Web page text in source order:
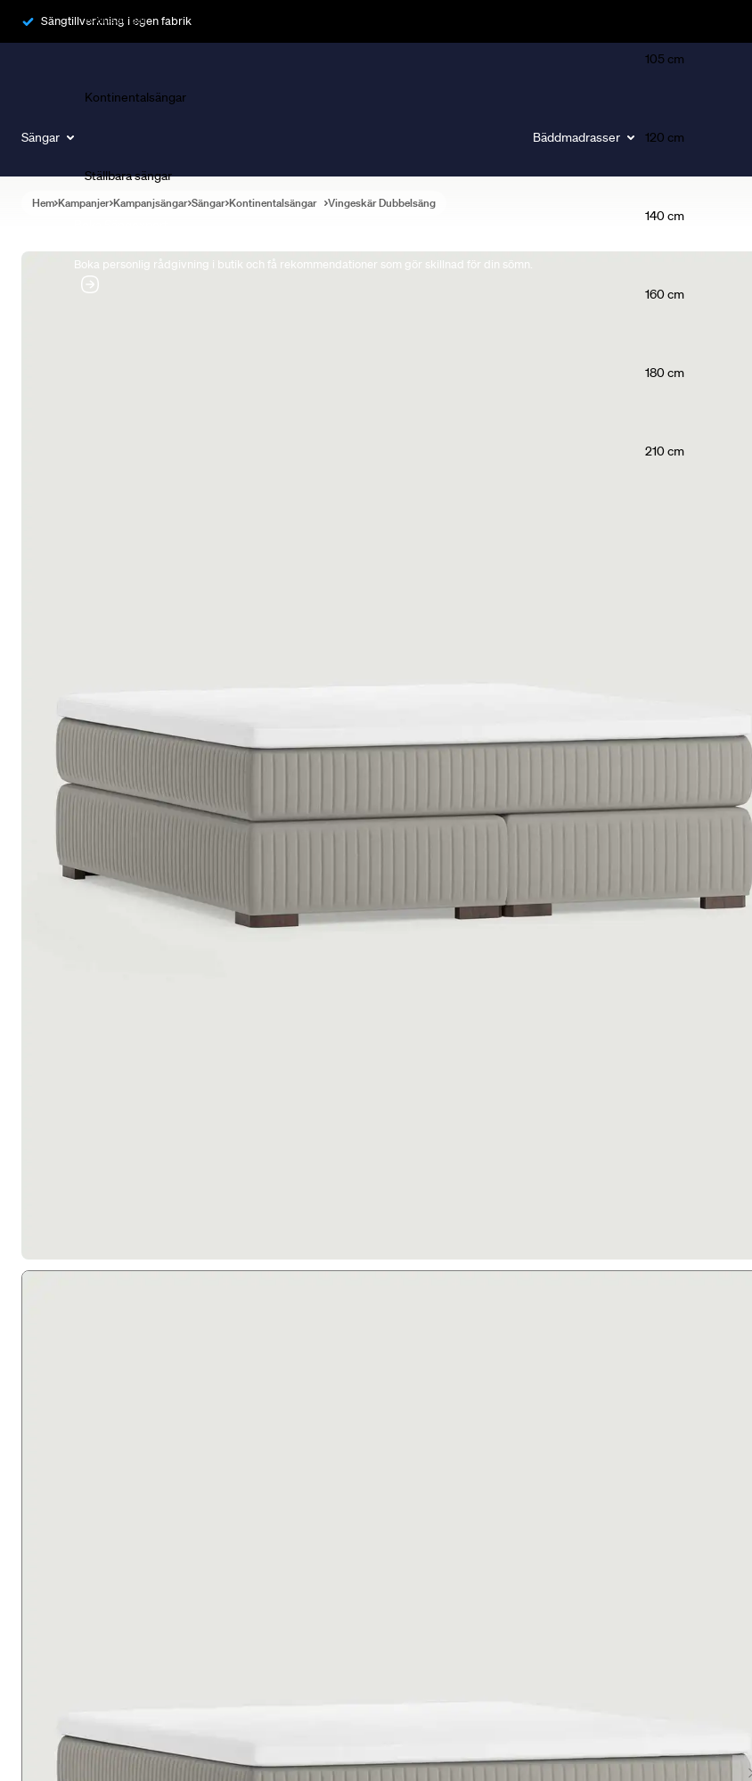
Sängtillverkning i egen fabrik
Sängar
Ramsängar
Kontinentalsängar
Ställbara sängar
Boka personlig rådgivning i butik och få rekommendationer som gör skillnad för din sömn.
Bäddmadrasser
105 cm
120 cm
140 cm
160 cm
180 cm
210 cm
Hem Kampanjer Kampanjsängar Sängar Kontinentalsängar Vingeskär Dubbelsäng